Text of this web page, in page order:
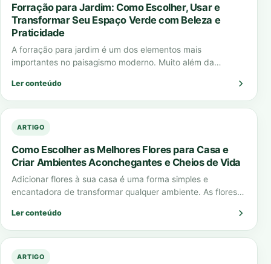
Forração para Jardim: Como Escolher, Usar e
Transformar Seu Espaço Verde com Beleza e
Praticidade
A forração para jardim é um dos elementos mais
importantes no paisagismo moderno. Muito além da
Ler conteúdo
ARTIGO
Como Escolher as Melhores Flores para Casa e
Criar Ambientes Aconchegantes e Cheios de Vida
Adicionar flores à sua casa é uma forma simples e
encantadora de transformar qualquer ambiente. As flores
Ler conteúdo
ARTIGO